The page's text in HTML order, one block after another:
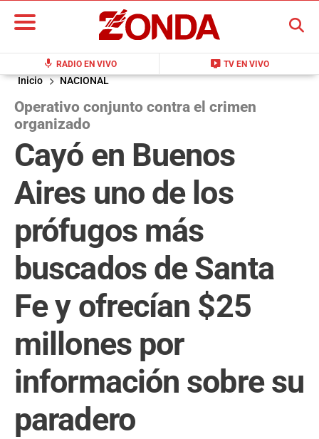
mic RADIO EN VIVO live_tv TV EN VIVO
BUSCAR
Inicio NACIONAL
Operativo conjunto contra el crimen
organizado
Cayó en Buenos
Aires uno de los
prófugos más
buscados de Santa
Fe y ofrecían $25
millones por
información sobre su
paradero